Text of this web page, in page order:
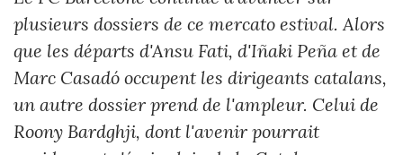
plusieurs dossiers de ce mercato estival. Alors
que les départs d'Ansu Fati, d'Iñaki Peña et de
Marc Casadó occupent les dirigeants catalans,
un autre dossier prend de l'ampleur. Celui de
Roony Bardghji, dont l'avenir pourrait